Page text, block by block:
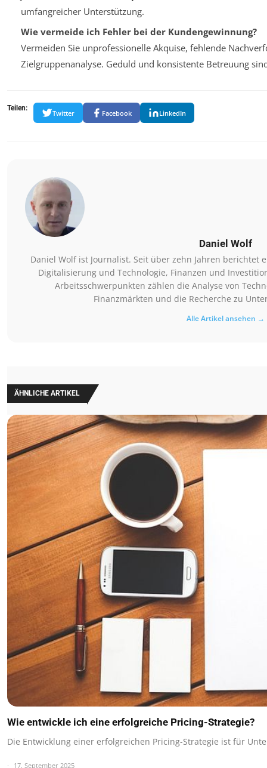
umfangreicher Unterstützung.
Wie vermeide ich Fehler bei der Kundengewinnung?
Vermeiden Sie unprofessionelle Akquise, fehlende
Zielgruppenanalyse. Geduld und konsistente Betreuung
Teilen:
Twitter Facebook LinkedIn
Daniel Wolf
Daniel Wolf ist Journalist. Seit über zehn Jahren berichtet
Digitalisierung und Technologie, Finanzen und
Arbeitsschwerpunkten zählen die Analyse von
Finanzmärkten und die Recherche zu
Alle Artikel ansehen →
ÄHNLICHE ARTIKEL
Wie entwickle ich eine erfolgreiche Pricing-Strategie?
Die Entwicklung einer erfolgreichen Pricing-Strategie ist für
17. September 2025